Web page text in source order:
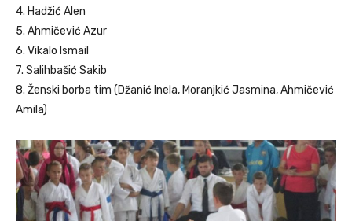
4. Hadžić Alen
5. Ahmičević Azur
6. Vikalo Ismail
7. Salihbašić Sakib
8. Ženski borba tim (Džanić Inela, Moranjkić Jasmina, Ahmičević
Amila)